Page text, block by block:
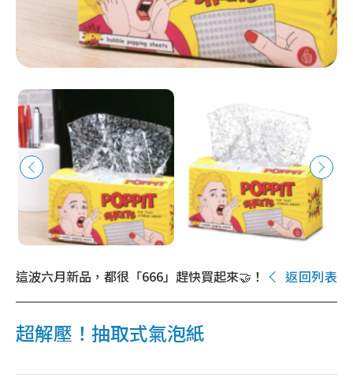
這波六月新品，都很「666」趕快買起來🤝！ 返回列表
超解壓！抽取式氣泡紙